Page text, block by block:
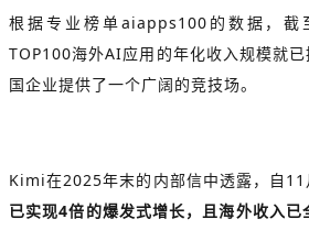
根据专业榜单aiapps100的数据，截
TOP100海外AI应用的年化收入规模就
国企业提供了一个广阔的竞技场。
Kimi在2025年末的内部信中透露，自11
已实现4倍的爆发式增长，且海外收入已